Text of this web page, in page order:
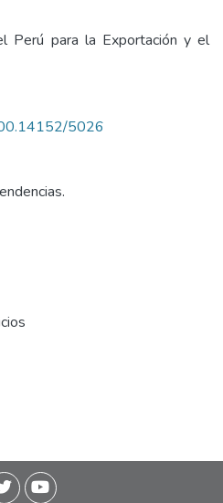
Perú para la Exportación y el
5026